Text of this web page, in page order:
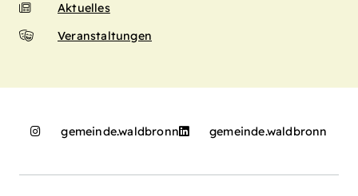
Aktuelles
Veranstaltungen
gemeinde.waldbronn gemeinde.waldbronn